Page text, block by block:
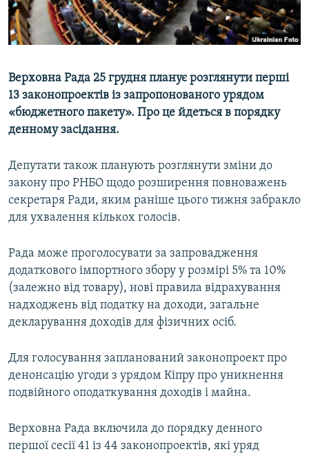
ВІДЕОУРОКИ «ELIFBE»
СВІДЧЕННЯ ОКУПАЦІЇ
ІНФОГРАФІКА
Русский
Qırımtatar
ДОЛУЧАЙСЯ!
Верховна Рада 25 грудня планує розглянути перші
13 законопроектів із запропонованого урядом
«бюджетного пакету». Про це йдеться в порядку
денному засідання.
Депутати також планують розглянути зміни до
закону про РНБО щодо розширення повноважень
секретаря Ради, яким раніше цього тижня забракло
для ухвалення кількох голосів.
Рада може проголосувати за запровадження
додаткового імпортного збору у розмірі 5% та 10%
(залежно від товару), нові правила відрахування
надходжень від податку на доходи, загальне
декларування доходів для фізичних осіб.
Для голосування запланований законопроект про
денонсацію угоди з урядом Кіпру про уникнення
подвійного оподаткування доходів і майна.
Верховна Рада включила до порядку денного
першої сесії 41 із 44 законопроектів, які уряд